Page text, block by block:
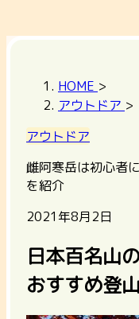
HOME >
アウトドア >
アウトドア
雌阿寒岳は初心者
を紹介
2021年8月2日
日本百名山
おすすめ登